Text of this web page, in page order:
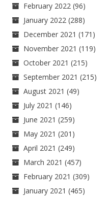
February 2022 (96)
January 2022 (288)
December 2021 (171)
November 2021 (119)
October 2021 (215)
September 2021 (215)
August 2021 (49)
July 2021 (146)
June 2021 (259)
May 2021 (201)
April 2021 (249)
March 2021 (457)
February 2021 (309)
January 2021 (465)